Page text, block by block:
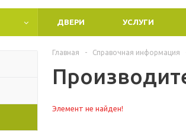
ДВЕРИ УСЛУГИ
Главная - Справочная информация
Элемент не найден!